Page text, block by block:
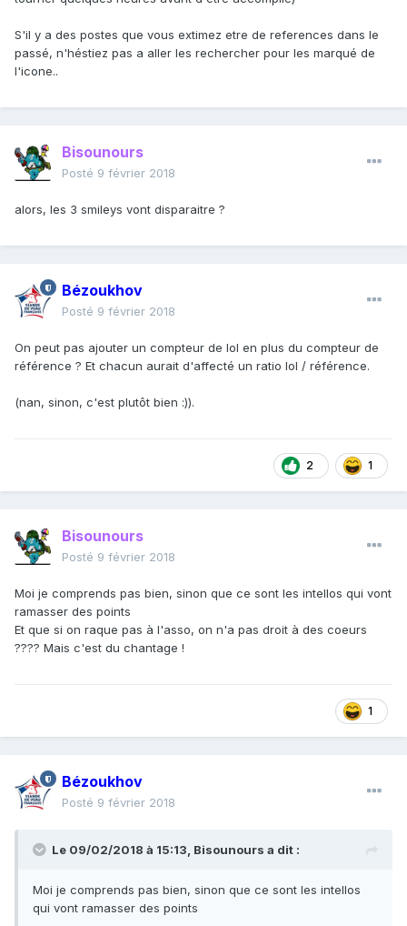
S'il y a des postes que vous extimez etre de references dans le
passé, n'héstiez pas a aller les rechercher pour les marqué de
l'icone..
Bisounours
Posté 9 février 2018
alors, les 3 smileys vont disparaitre ?
Bézoukhov
Posté 9 février 2018
On peut pas ajouter un compteur de lol en plus du compteur de
référence ? Et chacun aurait d'affecté un ratio lol / référence.
(nan, sinon, c'est plutôt bien :)).
2 1
Bisounours
Posté 9 février 2018
Moi je comprends pas bien, sinon que ce sont les intellos qui vont
ramasser des points
Et que si on raque pas à l'asso, on n'a pas droit à des coeurs
???? Mais c'est du chantage !
1
Bézoukhov
Posté 9 février 2018
Le 09/02/2018 à 15:13, Bisounours a dit :
Moi je comprends pas bien, sinon que ce sont les intellos
qui vont ramasser des points